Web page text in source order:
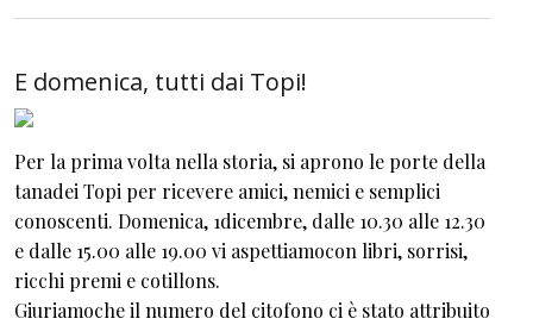
E domenica, tutti dai Topi!
Per la prima volta nella storia, si aprono le porte della
tanadei Topi per ricevere amici, nemici e semplici
conoscenti. Domenica, 1dicembre, dalle 10.30 alle 12.30
e dalle 15.00 alle 19.00 vi aspettiamocon libri, sorrisi,
ricchi premi e cotillons.
Giuriamoche il numero del citofono ci è stato attribuito